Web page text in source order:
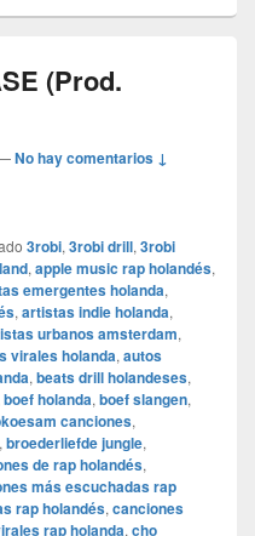
(Prod.
No hay comentarios ↓
3robi, 3robi drill, 3robi
, apple music rap holandés,
emergentes holanda,
, artistas indie holanda,
urbanos amsterdam,
virales holanda, autos
, beats drill holandeses,
boef holanda, boef slangen,
canciones,
, broederliefde jungle,
de rap holandés,
más escuchadas rap
rap holandés, canciones
rap holanda, cho